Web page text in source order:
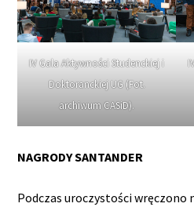
IV Gala Aktywności Studenckiej i
Doktoranckiej UG (Fot.
archiwum CASiD).
NAGRODY SANTANDER
Podczas uroczystości wręczono